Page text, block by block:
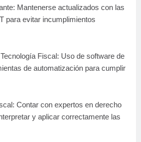
Mantenerse actualizados con las
para evitar incumplimientos
Fiscal: Uso de software de
de automatización para cumplir
Contar con expertos en derecho
y aplicar correctamente las